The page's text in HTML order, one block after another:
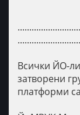
Всички ЙО-
затворени
платформи са